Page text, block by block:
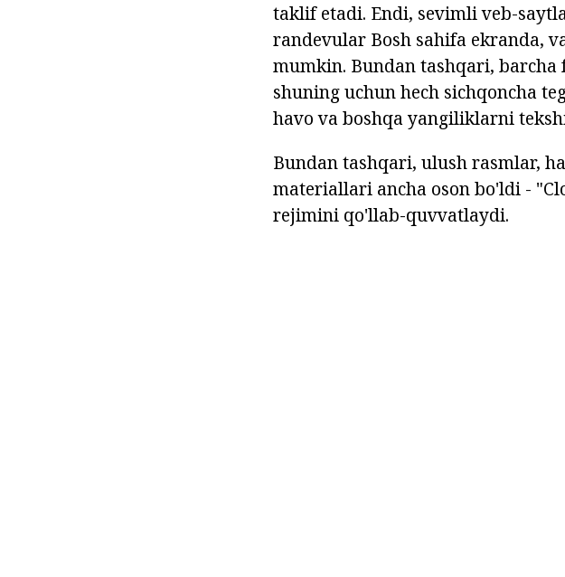
taklif etadi. Endi, sevimli veb-
randevular Bosh sahifa ekranda,
mumkin. Bundan tashqari,
shuning uchun hech sichqoncha
havo va boshqa yangiliklarni
Bundan tashqari, ulush rasmlar,
materiallari ancha oson bo'ldi -
rejimini qo'llab-quvvatlaydi.